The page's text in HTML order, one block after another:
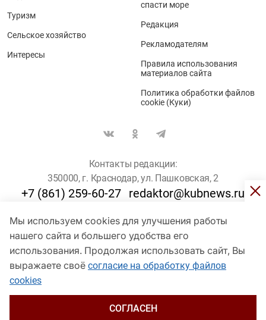
Мы используем cookies для улучшения работы
нашего сайта и большего удобства его
использования. Продолжая использовать сайт, Вы
выражаете своё согласие на обработку файлов
cookies
СОГЛАСЕН
Туризм
Сельское хозяйство
Интересы
спасти море
Редакция
Рекламодателям
Правила использования
материалов сайта
Политика обработки файлов
cookie (Куки)
Контакты редакции:
350000, г. Краснодар, ул. Пашковская, 2
+7 (861) 259-60-27 redaktor@kubnews.ru
Для пользователей старше 16 лет
© Кубанские Новости, 2017
Сетевое издание «kubnews» зарегистрировано Федеральной
службой по надзору в сфере связи, информационных технологий
и массовых коммуникаций (Роскомнадзор). Регистрационный
Пашковская, 2). Главный редактор – Филиппов О. Ю.